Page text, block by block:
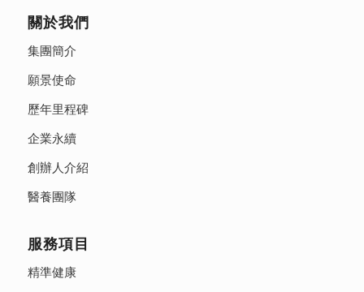
關於我們
集團簡介
願景使命
歷年里程碑
企業永續
創辦人介紹
醫養團隊
服務項目
精準健康